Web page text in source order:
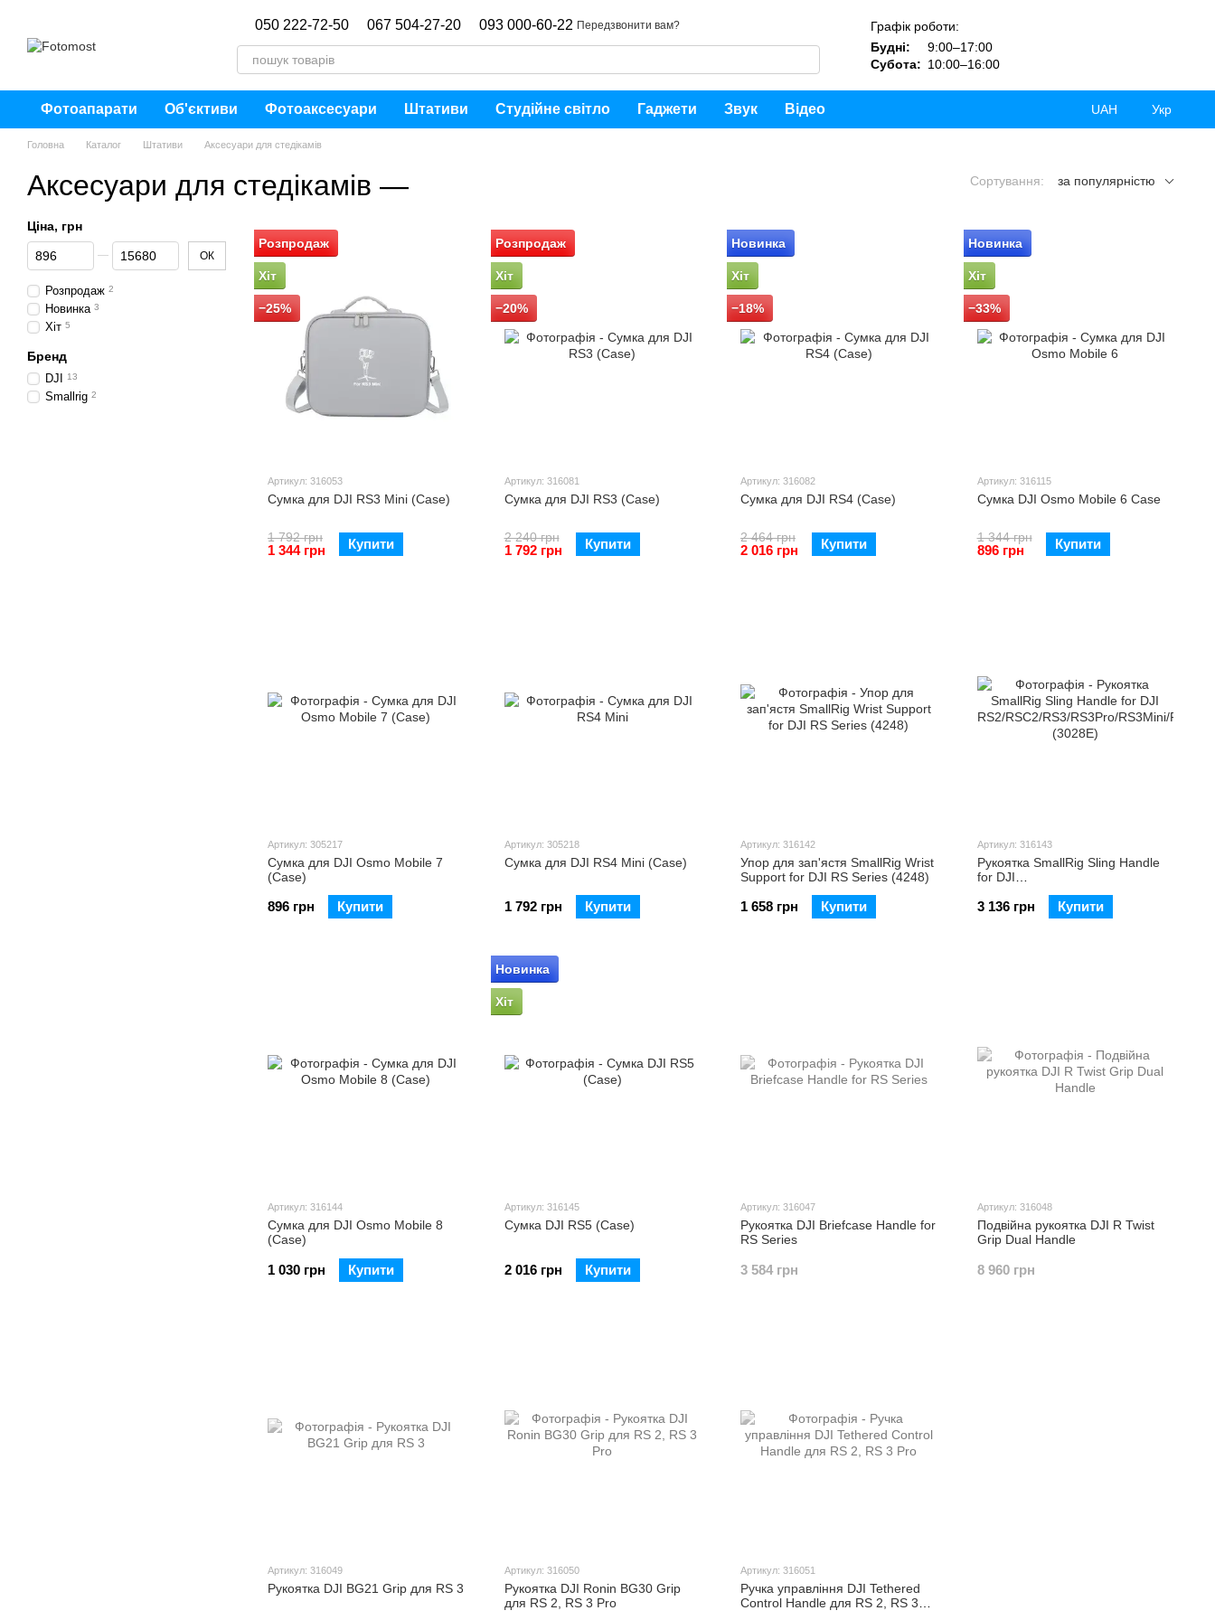
050 222-72-50 067 504-27-20 093 000-60-22 Передзвонити вам?
Графік роботи:
Будні:
9:00–17:00
Субота: 10:00–16:00
Фотоапарати Об'єктиви Фотоаксесуари Штативи Студійне світло Гаджети Звук Відео UAH Укр
Головна Каталог Штативи Аксесуари для стедікамів
Аксесуари для стедікамів — Сортування: за популярністю
Розпродаж
Хіт
−25%
Артикул: 316053
Сумка для DJI RS3 Mini (Case)
1 792 грн
1 344 грн Купити
Розпродаж
Хіт
−20%
Артикул: 316081
Сумка для DJI RS3 (Case)
2 240 грн
1 792 грн Купити
Новинка
Хіт
−18%
Артикул: 316082
Сумка для DJI RS4 (Case)
2 464 грн
2 016 грн Купити
Новинка
Хіт
−33%
Артикул: 316115
Сумка DJI Osmo Mobile 6 Case
1 344 грн
896 грн Купити
Артикул: 305217
Сумка для DJI Osmo Mobile 7
(Case)
896 грн Купити
Артикул: 305218
Сумка для DJI RS4 Mini (Case)
1 792 грн Купити
Артикул: 316142
Упор для зап'ястя SmallRig Wrist
Support for DJI RS Series (4248)
1 658 грн Купити
Артикул: 316143
Рукоятка SmallRig Sling Handle
for DJI
(3028E)
3 136 грн Купити
Артикул: 316144
Сумка для DJI Osmo Mobile 8
(Case)
1 030 грн Купити
Новинка
Хіт
Артикул: 316145
Сумка DJI RS5 (Case)
2 016 грн Купити
Артикул: 316047
Рукоятка DJI Briefcase Handle for
RS Series
3 584 грн
Артикул: 316048
Подвійна рукоятка DJI R Twist
Grip Dual Handle
8 960 грн
Артикул: 316049
Рукоятка DJI BG21 Grip для RS 3
Артикул: 316050
Рукоятка DJI Ronin BG30 Grip
для RS 2, RS 3 Pro
Артикул: 316051
Ручка управління DJI Tethered
Control Handle для RS 2, RS 3
Ціна, грн
Від Ціна, грн
До Ціна, грн ОК
Розпродаж 2
Новинка 3
Хіт 5
Бренд
DJI 13
Smallrig 2